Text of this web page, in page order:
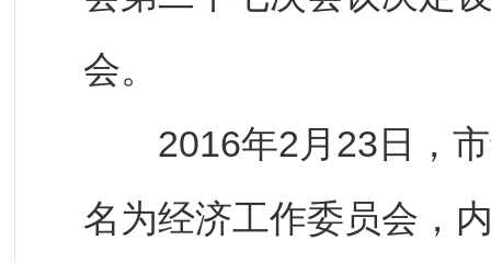
会。
2016年2月23日，市
名为经济工作委员会，